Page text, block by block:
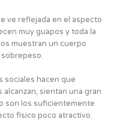
ve reflejada en el aspecto
muy guapos y toda la
muestran un cuerpo
sociales hacen que
sientan una gran
son los suficientemente
físico poco atractivo.